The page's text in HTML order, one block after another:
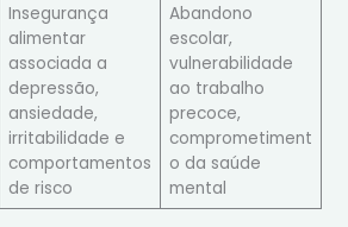
Insegurança
alimentar
associada a
depressão,
ansiedade,
irritabilidade e
comportamentos
de risco
Abandono
escolar,
vulnerabilidade
ao trabalho
precoce,
comprometiment
o da saúde
mental